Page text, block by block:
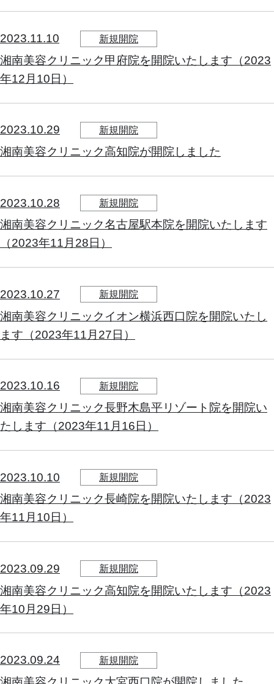
2023.11.10 新規開院
湘南美容クリニック甲府院を開院いたします（2023
年12月10日）
2023.10.29 新規開院
湘南美容クリニック高知院が開院しました
2023.10.28 新規開院
湘南美容クリニック名古屋駅本院を開院いたします
（2023年11月28日）
2023.10.27 新規開院
湘南美容クリニックイオン横浜西口院を開院いたし
ます（2023年11月27日）
2023.10.16 新規開院
湘南美容クリニック長野木島平リゾート院を開院い
たします（2023年11月16日）
2023.10.10 新規開院
湘南美容クリニック長崎院を開院いたします（2023
年11月10日）
2023.09.29 新規開院
湘南美容クリニック高知院を開院いたします（2023
年10月29日）
2023.09.24 新規開院